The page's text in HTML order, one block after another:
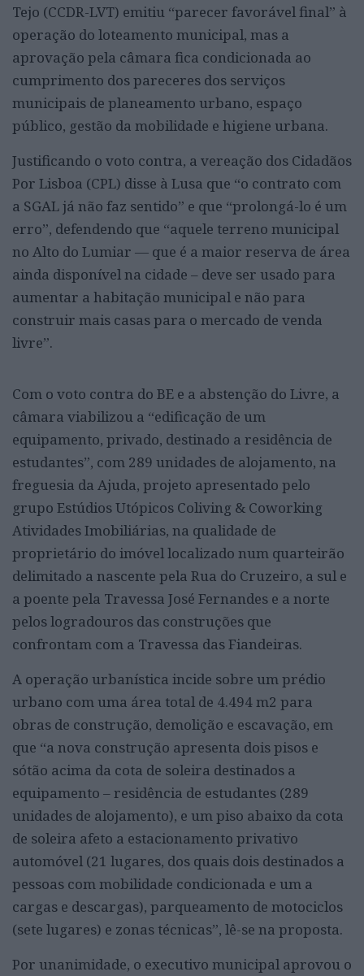
Tejo (CCDR-LVT) emitiu “parecer favorável final” à
operação do loteamento municipal, mas a
aprovação pela câmara fica condicionada ao
cumprimento dos pareceres dos serviços
municipais de planeamento urbano, espaço
público, gestão da mobilidade e higiene urbana.
Justificando o voto contra, a vereação dos Cidadãos
Por Lisboa (CPL) disse à Lusa que “o contrato com
a SGAL já não faz sentido” e que “prolongá-lo é um
erro”, defendendo que “aquele terreno municipal
no Alto do Lumiar — que é a maior reserva de área
ainda disponível na cidade – deve ser usado para
aumentar a habitação municipal e não para
construir mais casas para o mercado de venda
livre”.
Com o voto contra do BE e a abstenção do Livre, a
câmara viabilizou a “edificação de um
equipamento, privado, destinado a residência de
estudantes”, com 289 unidades de alojamento, na
freguesia da Ajuda, projeto apresentado pelo
grupo Estúdios Utópicos Coliving & Coworking
Atividades Imobiliárias, na qualidade de
proprietário do imóvel localizado num quarteirão
delimitado a nascente pela Rua do Cruzeiro, a sul e
a poente pela Travessa José Fernandes e a norte
pelos logradouros das construções que
confrontam com a Travessa das Fiandeiras.
A operação urbanística incide sobre um prédio
urbano com uma área total de 4.494 m2 para
obras de construção, demolição e escavação, em
que “a nova construção apresenta dois pisos e
sótão acima da cota de soleira destinados a
equipamento – residência de estudantes (289
unidades de alojamento), e um piso abaixo da cota
de soleira afeto a estacionamento privativo
automóvel (21 lugares, dos quais dois destinados a
pessoas com mobilidade condicionada e um a
cargas e descargas), parqueamento de motociclos
(sete lugares) e zonas técnicas”, lê-se na proposta.
Por unanimidade, o executivo municipal aprovou o